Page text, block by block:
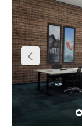
and rail –
reached by
also offers a
entertain your
and your
business.